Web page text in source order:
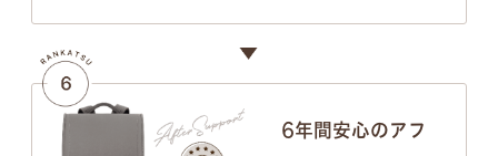
6年間安心のアフ